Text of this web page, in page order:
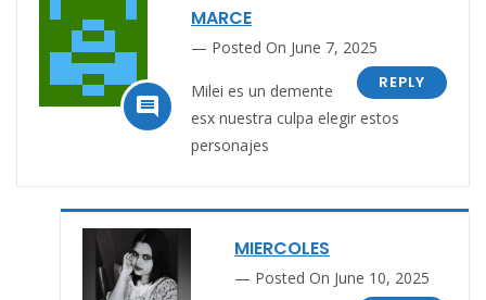

MARCE
Posted On June 7, 2025
REPLY
Milei es un demente
esx nuestra culpa elegir estos
personajes
MIERCOLES
Posted On June 10, 2025